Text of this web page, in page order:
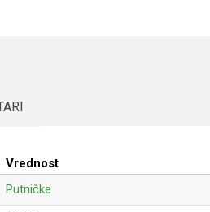
Vrednost
Putničke